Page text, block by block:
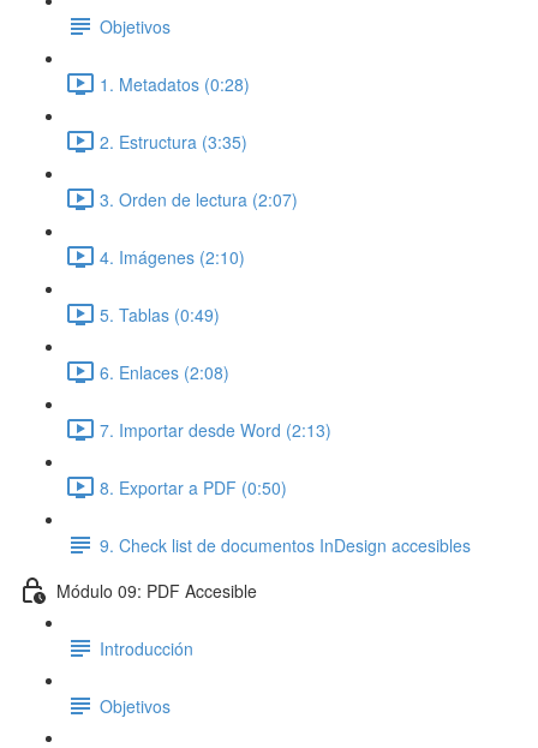
Objetivos
1. Metadatos (0:28)
2. Estructura (3:35)
3. Orden de lectura (2:07)
4. Imágenes (2:10)
5. Tablas (0:49)
6. Enlaces (2:08)
7. Importar desde Word (2:13)
8. Exportar a PDF (0:50)
9. Check list de documentos InDesign accesibles
Módulo 09: PDF Accesible
Introducción
Objetivos